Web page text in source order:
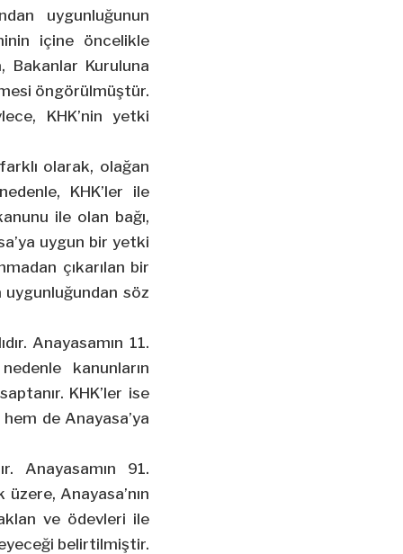
uygunluğunun
içine öncelikle
Bakanlar Kuruluna
öngörülmüştür.
KHK’nin yetki
olarak, olağan
KHK’ler ile
ile olan bağı,
uygun bir yetki
çıkarılan bir
uygunluğundan söz
Anayasamın 11.
kanunların
KHK’ler ise
de Anayasa’ya
Anayasamın 91.
Anayasa’nın
ve ödevleri ile
belirtilmiştir.